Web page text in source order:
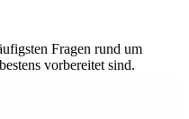
Fragen rund um
vorbereitet sind.